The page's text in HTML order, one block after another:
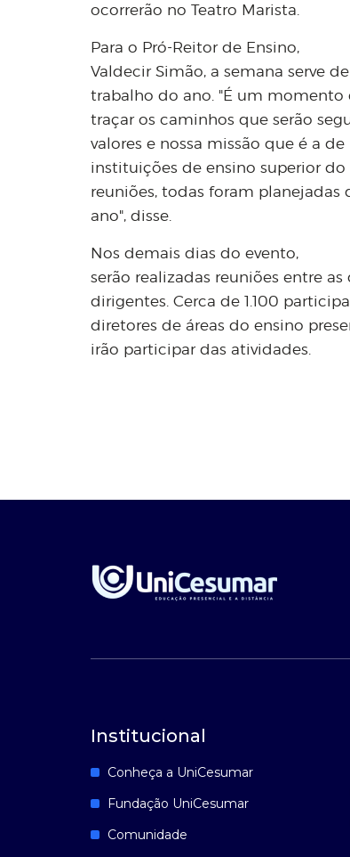
ocorrerão no Teatro Marista.
Para o Pró-Reitor de Ensino,
Valdecir Simão, a semana serve
trabalho do ano. "É um
traçar os caminhos que serão
valores e nossa missão que é a
instituições de ensino superior do
reuniões, todas foram
ano", disse.
Nos demais dias do evento,
serão realizadas reuniões entre
dirigentes. Cerca de 1.100
diretores de áreas do ensino
irão participar das atividades.
Institucional
Conheça a UniCesumar
Fundação UniCesumar
Comunidade